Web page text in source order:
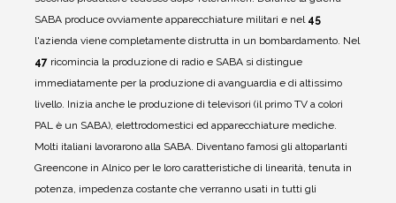
SABA produce ovviamente apparecchiature militari e nel 45
l'azienda viene completamente distrutta in un bombardamento. Nel
47 ricomincia la produzione di radio e SABA si distingue
immediatamente per la produzione di avanguardia e di altissimo
livello. Inizia anche le produzione di televisori (il primo TV a colori
PAL è un SABA), elettrodomestici ed apparecchiature mediche.
Molti italiani lavorarono alla SABA. Diventano famosi gli altoparlanti
Greencone in Alnico per le loro caratteristiche di linearità, tenuta in
potenza, impedenza costante che verranno usati in tutti gli